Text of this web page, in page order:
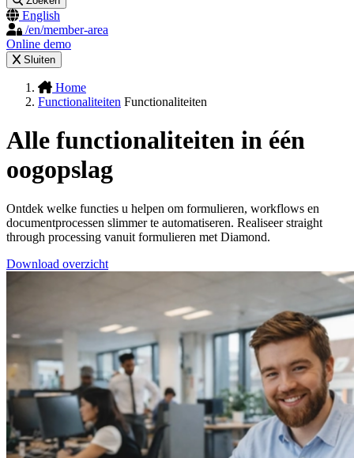
English
/en/member-area
Online demo
Sluiten
Home
Functionaliteiten Functionaliteiten
Alle functionaliteiten in één
oogopslag
Ontdek welke functies u helpen om formulieren, workflows en
documentprocessen slimmer te automatiseren. Realiseer straight
through processing vanuit formulieren met Diamond.
Download overzicht